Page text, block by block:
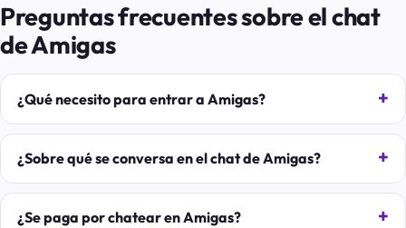
Preguntas frecuentes sobre el chat
de Amigas
¿Qué necesito para entrar a Amigas?
¿Sobre qué se conversa en el chat de Amigas?
¿Se paga por chatear en Amigas?